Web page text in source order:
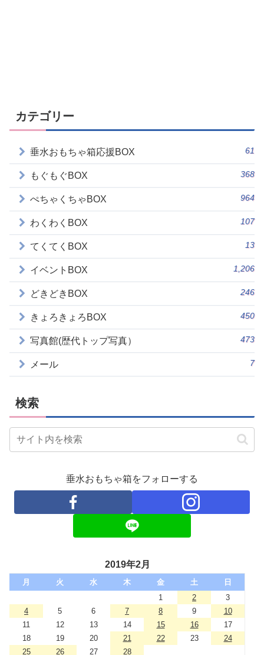
カテゴリー
垂水おもちゃ箱応援BOX 61
もぐもぐBOX 368
ぺちゃくちゃBOX 964
わくわくBOX 107
てくてくBOX 13
イベントBOX 1,206
どきどきBOX 246
きょろきょろBOX 450
写真館(歴代トップ写真） 473
メール 7
検索
垂水おもちゃ箱をフォローする
2019年2月
月 火 水 木 金 土
日
1
2
3
4
5 6 7 8 9
10
11
12 13 14 15 16
17
18
19 20 21 22 23
24
25
26 27 28